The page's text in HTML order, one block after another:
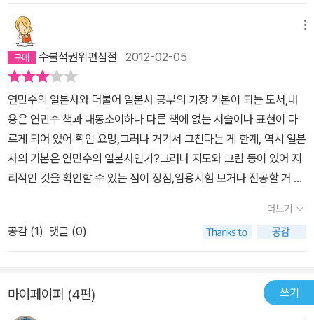
원 조영으로 재정 파탄* 공지공민제 붕괴 : 과도한 세금을 견디지 못
한 농민층이 호족과 귀족에게 몸을 의탁하고, 이들이 대규모 장원의
주인으로 등장하면서 토지와 인민을 모두 국가 소유로 규정한 공지공
민제가 유명무실해졌다.▷ 국풍 문화의 발전견당사 파견 중지(894)
를 계기로 대외 관계를 단절한 채 대륙 문화를 일본의 풍토 및 사상과
조화시키려는 움직임 태동 - 특징 : 가나 문자(히라가나, 카타카나)
발명, 일본 고유 형식의 시 와카(和歌) 성행, 모노카타리(物語) 성립
2. 중세▷ 무사의 등장10세기 농민군이 해체된 지방의 치안을 담당하
기 위해 중앙에서 내려보낸 중하급 귀족 계층(쓰와모노,兵)이 무사의
하여 지방영주로 변모. (사무라이待는 본래 교토에 머무르는 상급 귀
족을 호위한다는 뜻)* 무사단 구성 : 일족의 수장 - 가자家子(일족)
- 낭당郞黨 - 하인下人·소종所從▷ 가마쿠라 막부(1180년대~133
으로 헤이시 정권 타도 과정에서 자신을 따르는 무사들이 적군의 토
지를 몰수하는 것을 인정하고, 그것을 은상으로 급여하는 획기적인
하코다테, 니가타, 고베, 나가사키 개항)으로 일본이 국제질서에 편입
된다. 1868년 260년간 지속된도쿠가와 막부가 붕괴되는 과정에 대
해서는추가적으로자료를찾아볼 필요성을 느꼈다.한국 근대화 과정과
비교하여 읽으면입체적 정보형성을 경험하게 될 수 있다.일제 강점기
의정책의 발로가식민지 통치만을 위한 것이 아니었던 것이다.식민지
조선에 시행되었던 법령과 조례가 일본발 이었던 사례가 많다.일본사
는 객관적관점을 확보하는 것으로부터 그 이해가 시작된다는 교훈이
값지기만 하다.
수불석권위편삼절 2012-02-05
연민수의 일본사와 더불어 일본사 공부의 가장 기본이 되는 도서,내
용은 연민수 책과 대동소이하나 다른 책에 없는 서술이나 표현이 다
르게 되어 있어 확인 요망,그러나 거기서 그친다는 게 한계, 역시 일본
사의 기본은 연민수의 일본사인가?그러나 지도와 그림 등이 있어 지
리적인 것을 확인할 수 있는 점이 장점,임용시험 보거나 전공할 거 아
히 있다고 생각됨(지도와 최근 일본사 연구 경향 알아보는데 좋을
듯) 임용시험을 위해서라면 대한교과서의 일본사는 권장하지 않음.좀
더 쉬운 것을 보려면 이야기 일본사와 일본사 다이제스트 100 등을
입해도 괜찮을 듯함
더보기
공감 (1) 댓글 (0)
마이페이퍼 (4편) 쓰기